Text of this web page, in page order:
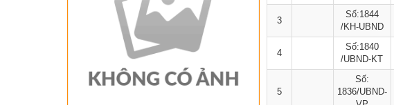
3
Số:1844
/KH-UBND
4
Số:1840
/UBND-KT
5
Số:
1836/UBND-